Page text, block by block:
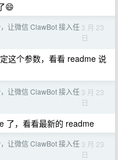
😄
让微信 ClawBot 接入任 3 月 23
日
这个参数，看看 readme 说
让微信 ClawBot 接入任 3 月 23
日
了，看看最新的 readme
让微信 ClawBot 接入任 3 月 23
日